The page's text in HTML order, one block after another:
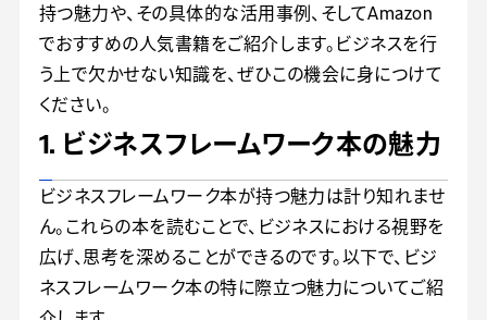
持つ魅力や、その具体的な活用事例、そしてAmazon
でおすすめの人気書籍をご紹介します。ビジネスを行
う上で欠かせない知識を、ぜひこの機会に身につけて
ください。
1. ビジネスフレームワーク本の魅力
ビジネスフレームワーク本が持つ魅力は計り知れませ
ん。これらの本を読むことで、ビジネスにおける視野を
広げ、思考を深めることができるのです。以下で、ビジ
ネスフレームワーク本の特に際立つ魅力についてご紹